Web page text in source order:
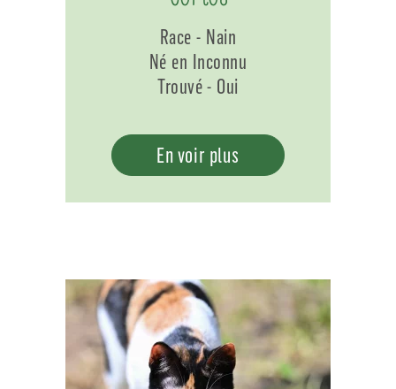
Race - Nain
Né en Inconnu
Trouvé - Oui
En voir plus